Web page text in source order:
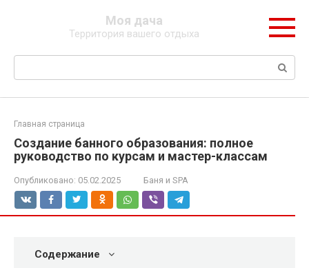
Моя дача
Территория вашего отдыха
Поиск:
Главная страница
Создание банного образования: полное
руководство по курсам и мастер-классам
Опубликовано: 05.02.2025 Баня и SPA
Содержание